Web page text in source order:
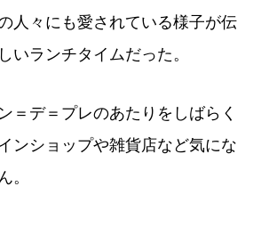
人々にも愛されている様子が伝
いランチタイムだった。
＝デ＝プレのあたりをしばらく
ンショップや雑貨店など気にな
。